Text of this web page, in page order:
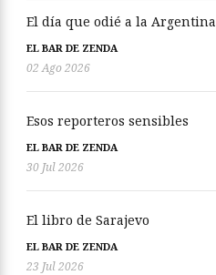
El día que odié a la Argentina
EL BAR DE ZENDA
02 Ago 2026
Esos reporteros sensibles
EL BAR DE ZENDA
30 Jul 2026
El libro de Sarajevo
EL BAR DE ZENDA
23 Jul 2026